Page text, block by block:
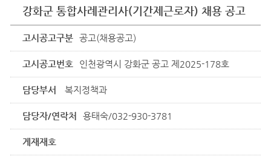
강화군 통합사례관리사(기간제근로자) 채용 공고
고시공고구분 공고(채용공고)
고시공고번호 인천광역시 강화군 공고 제2025-178호
담당부서 복지정책과
담당자/연락처 용태숙/032-930-3781
게재재호